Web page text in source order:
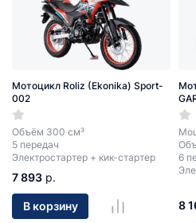
Мотоцикл Roliz (Ekonika) Sport-
002
Объём 300 см³
5 передач
Электростартер + кик-стартер
7 893 р.
В корзину
6
8